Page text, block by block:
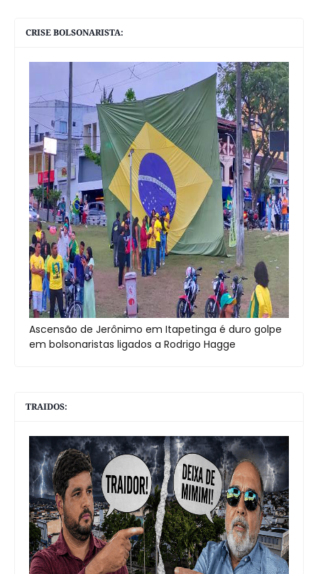
CRISE BOLSONARISTA:
Ascensão de Jerônimo em Itapetinga é duro golpe
em bolsonaristas ligados a Rodrigo Hagge
TRAIDOS: